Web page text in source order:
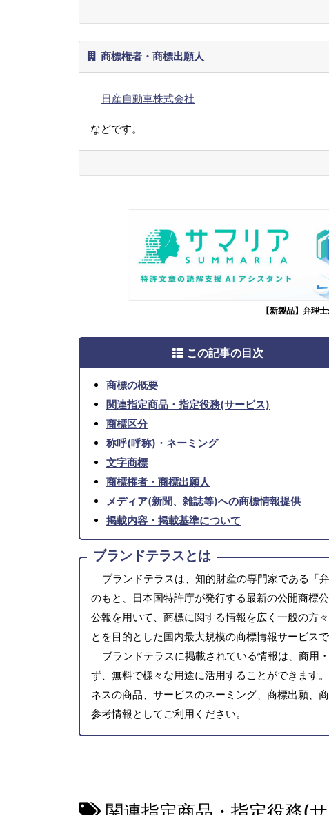
商標権者・商標出願人
日産自動車株式会社
などです。
【新製品】弁理
この記事の目次
商標の概要
関連指定商品・指定役務(サービス)
商標区分
称呼(呼称)・ネーミング
文字商標
商標権者・商標出願人
メディア(新聞、雑誌等)への商標情報提供
掲載内容・掲載基準について
ブランドテラスとは
ブランドテラスは、知的財産の専門家である「
のもと、日本国特許庁が発行する最新の公開商標
公報を用いて、商標に関する情報を広く一般の方
とを目的とした国内最大規模の商標情報サービスで
ブランドテラスに掲載されている情報は、商用
ず、無料で様々な用途に活用することができます
ネスの商品、サービスのネーミング、商標出願、
参考情報としてご利用ください。